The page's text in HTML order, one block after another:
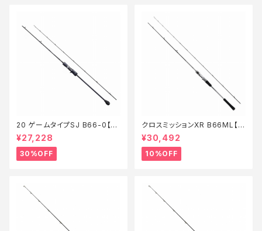
20 ゲームタイプSJ B66-0【特
価竿】【30】
¥27,228
30%OFF
クロスミッションXR B66ML【継
続セール_ロッド】【10】
¥30,492
10%OFF